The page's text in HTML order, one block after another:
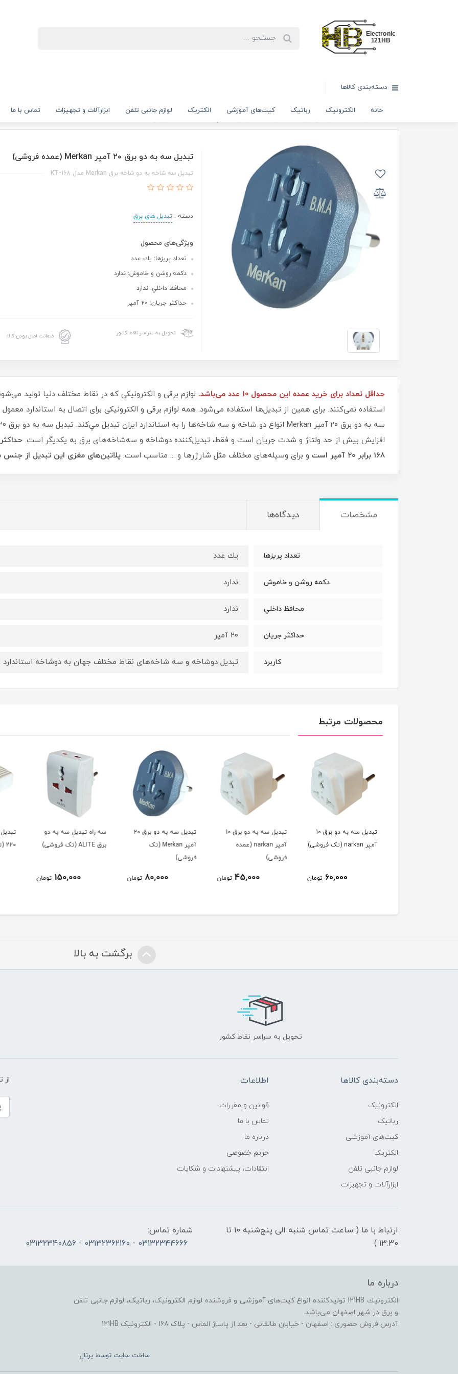
دسته‌بندی کالاها
خانه الکترونیک رباتیک کیت‌های آموزشی الکتریک لوازم جانبی تلفن ابزارآلات و تجهیزات تماس با ما
تبدیل سه به دو برق ۲۰ آمپر Merkan (عمده فروشی)
تبدیل سه شاخه به دو شاخه برق Merkan مدل KT-168
دسته :تبدیل‌ های برق
ویژگی‌های محصول
تعداد پريزها: يك عدد
دكمه روشن و خاموش: ندارد
محافظ داخلي: ندارد
حداكثر جريان: ۲۰ آمپر
تحویل به سراسر نقاط کشور ضمانت اصل بودن کالا
حداقل تعداد برای خرید عمده این محصول 10 عدد می‌باشد.
لوازم برقی و الکترونیکی که در نقاط مختلف دنیا تولید
استفاده نمی‌کنند. برای همین از تبدیل‌ها استفاده می‌شود. همه لوازم برقی و الکترونیکی برای اتصال به استاندارد معمول
افزایش بیش از حد ولتاژ و شدت جریان است و فقط، تبدیل‌کننده دوشاخه و سه‌شاخه‌های برق به یکدیگر است.
168 برابر ۲۰ آمپر است
و برای وسیله‌های مختلف مثل شارژرها و ... مناسب است. پلاتین‌های مغزی این تبدیل از جنس
مشخصات دیدگاه‌ها
تعداد پريزها يك عدد
دكمه روشن و خاموش ندارد
محافظ داخلي ندارد
حداكثر جريان ۲۰ آمپر
كاربرد تبدیل دوشاخه و سه شاخه‌های نقاط مختلف جهان به دوشاخه استاندارد
محصولات مرتبط
تبدیل سه به دو برق 10
آمپر narkan (عمده
45,000 تومان
تبدیل سه به دو برق ۲۰
آمپر Merkan (تک
فروشی)
80,000 تومان
سه راه تبدیل سه به دو
برق ALITE (تک فروشی)
150,000 تومان
220 (تک فروشی)
35,000 تومان
220 (عمده فروشی)
برگشت به بالا
تحویل به سراسر نقاط کشور
دسته‌بندی کالاها
الکترونیک
رباتیک
کیت‌های آموزشی
الکتریک
لوازم جانبی تلفن
ابزارآلات و تجهیزات
اطلاعات
قوانين و مقررات
تماس با ما
درباره ما
حریم خصوصی
انتقادات، پیشنهادات و شکایات
از
ارتباط با ما ( ساعت تماس شنبه الی پنج‌شنبه 10 تا
13:30 )
شماره تماس:
03132344666 - 03132362160 - 03132340856
درباره ما
الكترونيك 121HB توليدكننده انواع کیت‌های آموزشی و فروشنده لوازم الکترونیک، رباتیک، لوازم جانبی تلفن
و برق در شهر اصفهان می‌باشد.
آدرس فروش حضوری : اصفهان - خیابان طالقانی - بعد از پاساژ الماس - پلاک 168 - الکترونیک 121HB
ساخت سایت توسطپرتال